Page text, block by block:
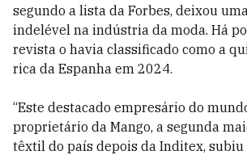
segundo a lista da Forbes, deixou
indelével na indústria da moda. Há
revista o havia classificado como a
rica da Espanha em 2024.
“Este destacado empresário do
proprietário da Mango, a segunda
têxtil do país depois da Inditex, subiu